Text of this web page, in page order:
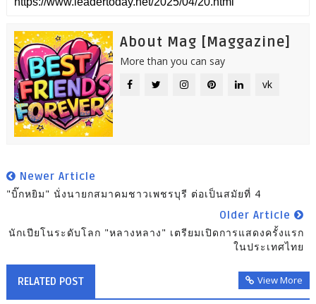
About Mag [Maggazine]
More than you can say
vk
Newer Article
"บิ๊กหยิม" นั่งนายกสมาคมชาวเพชรบุรี ต่อเป็นสมัยที่ 4
Older Article
นักเปียโนระดับโลก "หลางหลาง" เตรียมเปิดการแสดงครั้งแรก
ในประเทศไทย
RELATED POST View More